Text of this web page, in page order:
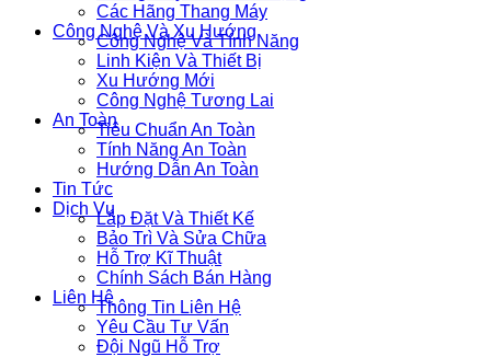
Các Hãng Thang Máy
Công Nghệ Và Xu Hướng
Công Nghệ Và Tính Năng
Linh Kiện Và Thiết Bị
Xu Hướng Mới
Công Nghệ Tương Lai
An Toàn
Tiêu Chuẩn An Toàn
Tính Năng An Toàn
Hướng Dẫn An Toàn
Tin Tức
Dịch Vụ
Lắp Đặt Và Thiết Kế
Bảo Trì Và Sửa Chữa
Hỗ Trợ Kĩ Thuật
Chính Sách Bán Hàng
Liên Hệ
Thông Tin Liên Hệ
Yêu Cầu Tư Vấn
Đội Ngũ Hỗ Trợ